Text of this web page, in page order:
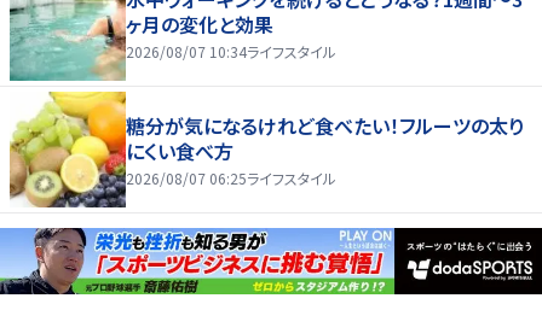
ヶ月の変化と効果
2026/08/07 10:34ライフスタイル
糖分が気になるけれど食べたい！フルーツの太り
にくい食べ方
2026/08/07 06:25ライフスタイル